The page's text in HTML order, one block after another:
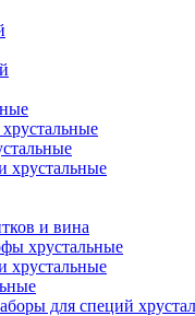
хрустальные
и вина
хрустальные
хрустальные
для специй